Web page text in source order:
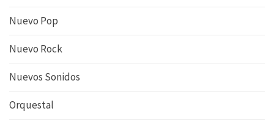
Nuevo Pop
Nuevo Rock
Nuevos Sonidos
Orquestal